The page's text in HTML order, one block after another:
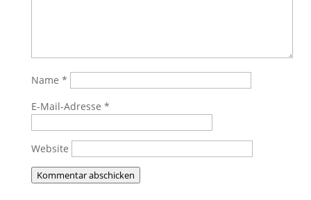
Name *
E-Mail-Adresse *
Website
Kommentar abschicken